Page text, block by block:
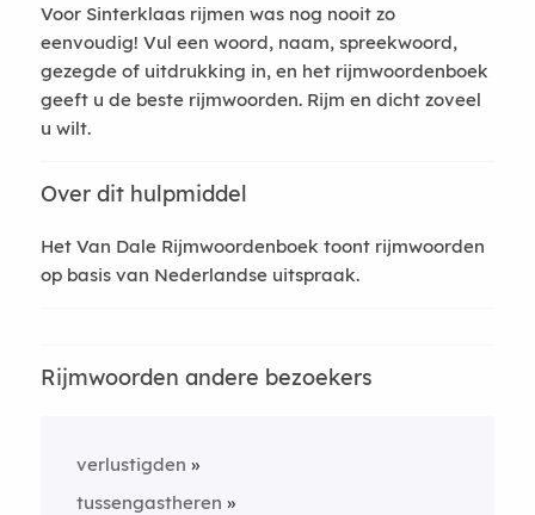
Voor Sinterklaas rijmen was nog nooit zo
eenvoudig! Vul een woord, naam, spreekwoord,
gezegde of uitdrukking in, en het rijmwoordenboek
geeft u de beste rijmwoorden. Rijm en dicht zoveel
u wilt.
Over dit hulpmiddel
Het Van Dale Rijmwoordenboek toont rijmwoorden
op basis van Nederlandse uitspraak.
Rijmwoorden andere bezoekers
verlustigden
tussengastheren